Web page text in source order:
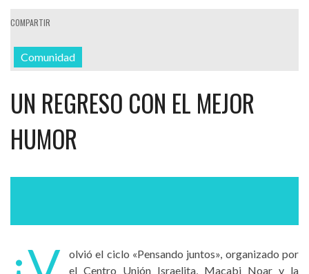
COMPARTIR
Comunidad
UN REGRESO CON EL MEJOR
HUMOR
olvió el ciclo «Pensando juntos», organizado por
el Centro Unión Israelita, Macabi Noar y la